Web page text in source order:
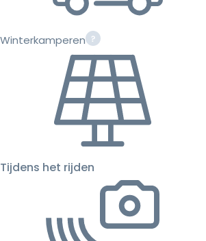
Winterkamperen
Tijdens het rijden